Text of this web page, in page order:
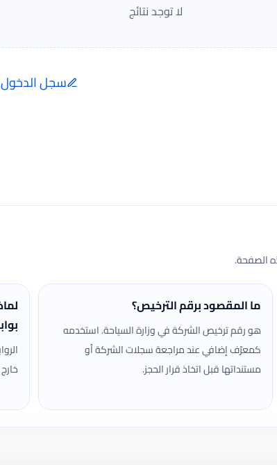
لا توجد نتائج
سجل الدخول
الصفحة.
ما المقصود برقم الترخيص؟
هو رقم ترخيص الشركة في وزارة السياحة. استخدمه
كمعرّف إضافي عند مراجعة سجلات الشركة أو
مستنداتها قبل اتخاذ قرار الحجز.